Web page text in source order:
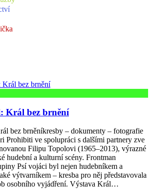
Král bez brnění
bez brněníkresby – dokumenty – fotografie
Prohibiti ve spolupráci s dalšími partnery zve
Filipu Topolovi (1965–2013), výrazné
hudební a kulturní scény. Frontman
Psí vojáci byl nejen hudebníkem a
výtvarníkem – kresba pro něj představovala
osobního vyjádření. Výstava Král…